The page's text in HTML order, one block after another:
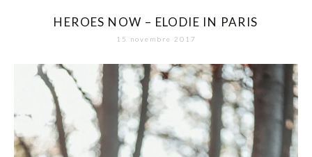
HEROES NOW – ELODIE IN PARIS
15 novembre 2017